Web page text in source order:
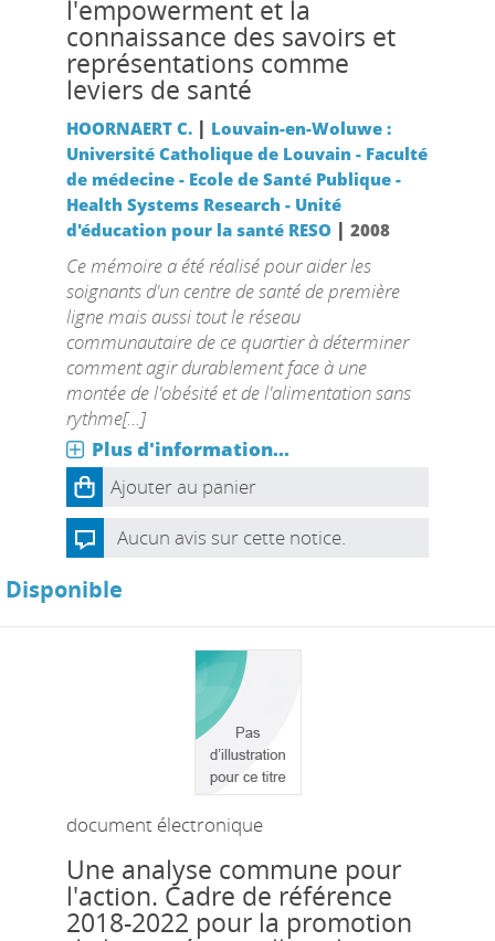
l'empowerment et la
connaissance des savoirs et
représentations comme
leviers de santé
HOORNAERT C. | Louvain-en-Woluwe :
Université Catholique de Louvain - Faculté
de médecine - Ecole de Santé Publique -
Health Systems Research - Unité
d'éducation pour la santé RESO| 2008
Ce mémoire a été réalisé pour aider les
soignants d'un centre de santé de première
ligne mais aussi tout le réseau
communautaire de ce quartier à déterminer
comment agir durablement face à une
montée de l'obésité et de l'alimentation sans
rythme[...]
Plus d'information...
Ajouter au panier
Aucun avis sur cette notice.
Disponible
document électronique
Une analyse commune pour
l'action. Cadre de référence
2018-2022 pour la promotion